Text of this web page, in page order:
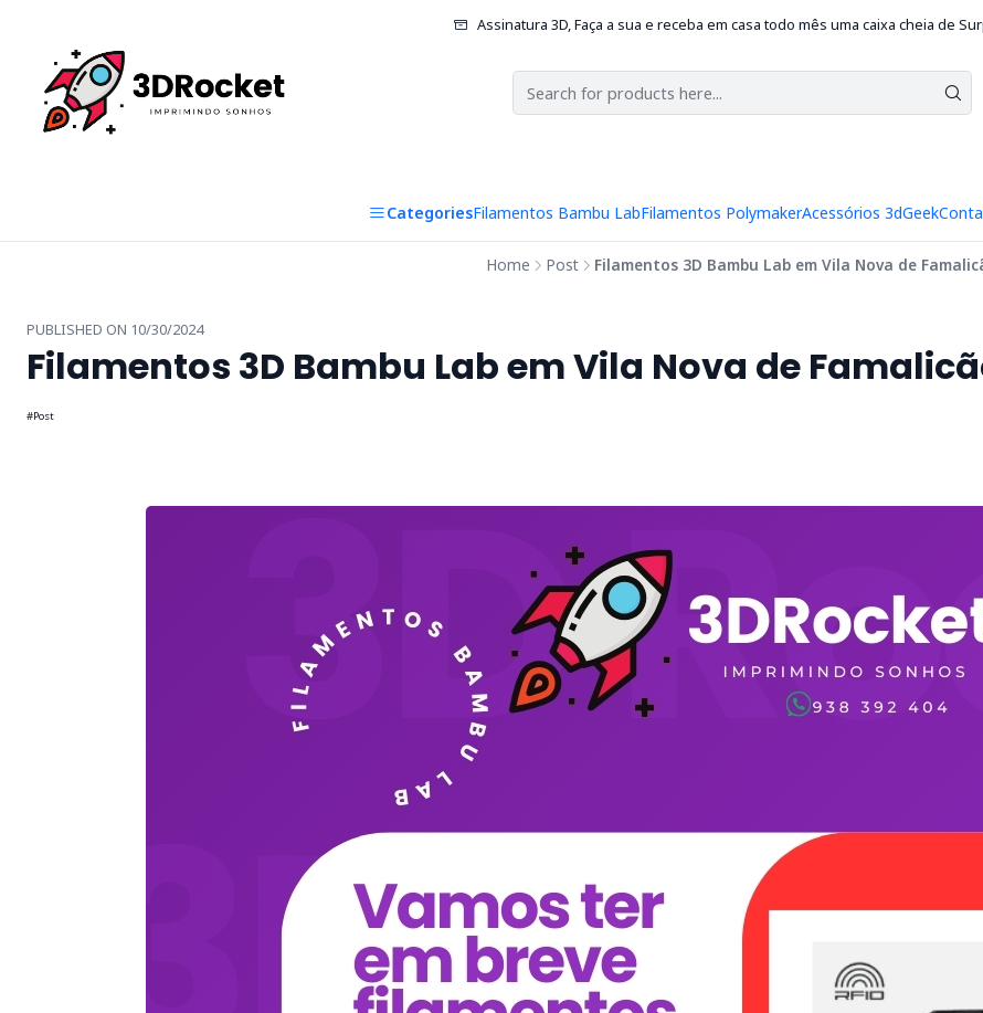
CategoriesFilamentos Bambu LabFilamentos PolymakerAcessórios 3dGeek
Assinatura 3D, Faça a sua e receba em casa todo mês uma caixa cheia de
Home Post Filamentos 3D Bambu Lab em Vila Nova de
PUBLISHED ON 10/30/2024
Filamentos 3D Bambu Lab em Vila Nova de
#Post